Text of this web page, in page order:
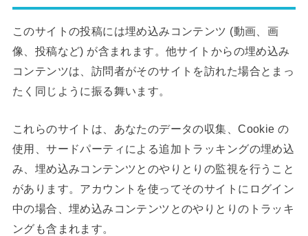
このサイトの投稿には埋め込みコンテンツ (動画、画
像、投稿など) が含まれます。他サイトからの埋め込み
コンテンツは、訪問者がそのサイトを訪れた場合とまっ
たく同じように振る舞います。
これらのサイトは、あなたのデータの収集、Cookie の
使用、サードパーティによる追加トラッキングの埋め込
み、埋め込みコンテンツとのやりとりの監視を行うこと
があります。アカウントを使ってそのサイトにログイン
中の場合、埋め込みコンテンツとのやりとりのトラッキ
ングも含まれます。